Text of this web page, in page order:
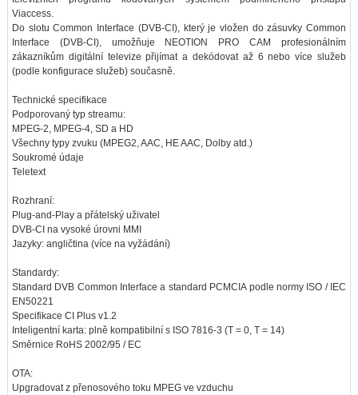
Viaccess.
Do slotu Common Interface (DVB-CI), který je vložen do zásuvky Common
Interface (DVB-CI), umožňuje NEOTION PRO CAM profesionálním
zákazníkům digitální televize přijímat a dekódovat až 6 nebo více služeb
(podle konfigurace služeb) současně.
Technické specifikace
Podporovaný typ streamu:
MPEG-2, MPEG-4, SD a HD
Všechny typy zvuku (MPEG2, AAC, HE AAC, Dolby atd.)
Soukromé údaje
Teletext
Rozhraní:
Plug-and-Play a přátelský uživatel
DVB-CI na vysoké úrovni MMI
Jazyky: angličtina (více na vyžádání)
Standardy:
Standard DVB Common Interface a standard PCMCIA podle normy ISO / IEC
EN50221
Specifikace CI Plus v1.2
Inteligentní karta: plně kompatibilní s ISO 7816-3 (T = 0, T = 14)
Směrnice RoHS 2002/95 / EC
OTA:
Upgradovat z přenosového toku MPEG ve vzduchu